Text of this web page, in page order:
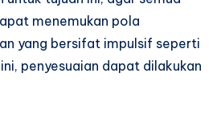
menemukan pola
yang bersifat impulsif seperti
penyesuaian dapat dilakukan